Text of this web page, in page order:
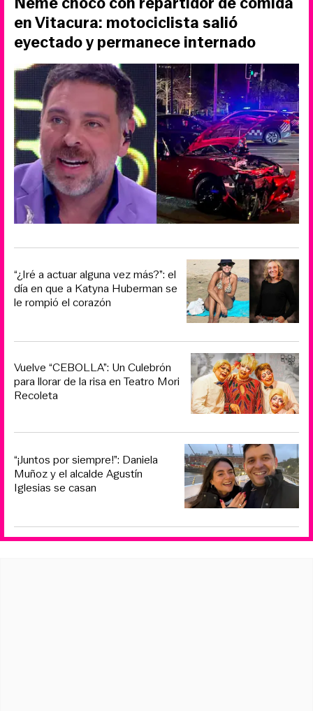
en Vitacura: motociclista salió
eyectado y permanece internado
“¿Iré a actuar alguna vez más?”: el
día en que a Katyna Huberman se
le rompió el corazón
Vuelve “CEBOLLA”: Un Culebrón
para llorar de la risa en Teatro Mori
Recoleta
“¡Juntos por siempre!”: Daniela
Muñoz y el alcalde Agustín
Iglesias se casan